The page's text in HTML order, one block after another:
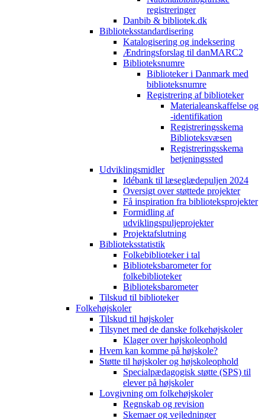
registreringer
Danbib & bibliotek.dk
Biblioteksstandardisering
Katalogisering og indeksering
Ændringsforslag til danMARC2
Biblioteksnumre
Biblioteker i Danmark med
biblioteksnumre
Registrering af biblioteker
Materialeanskaffelse og
-identifikation
Registreringsskema
Biblioteksvæsen
Registreringsskema
betjeningssted
Udviklingsmidler
Idébank til læseglædepuljen 2024
Oversigt over støttede projekter
Få inspiration fra biblioteksprojekter
Formidling af
udviklingspuljeprojekter
Projektafslutning
Biblioteksstatistik
Folkebiblioteker i tal
Biblioteksbarometer for
folkebiblioteker
Biblioteksbarometer
Tilskud til biblioteker
Folkehøjskoler
Tilskud til højskoler
Tilsynet med de danske folkehøjskoler
Klager over højskoleophold
Hvem kan komme på højskole?
Støtte til højskoler og højskoleophold
Specialpædagogisk støtte (SPS) til
elever på højskoler
Lovgivning om folkehøjskoler
Regnskab og revision
Skemaer og vejledninger